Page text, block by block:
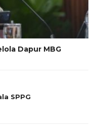
Dapur MBG
SPPG